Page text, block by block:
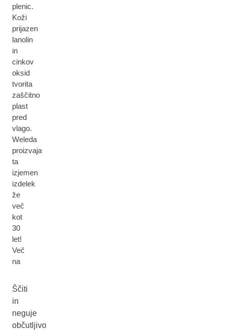
plenic.
Koži
prijazen
lanolin
in
cinkov
oksid
tvorita
zaščitno
plast
pred
vlago.
Weleda
proizvaja
ta
izjemen
izdelek
že
več
kot
30
let!
Več
na
Ščiti
in
neguje
občutljivo